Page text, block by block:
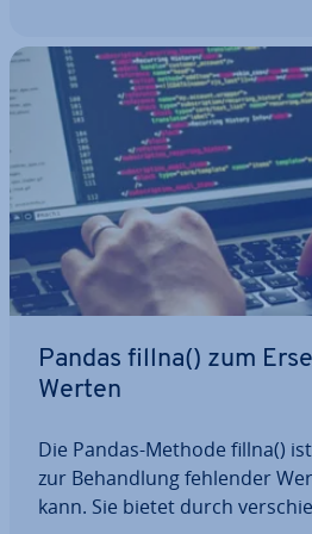
Pandas fillna() zum
Werten
Die Pandas-Methode fillna()
zur Be­hand­lung fehlender
kann. Sie bietet durch